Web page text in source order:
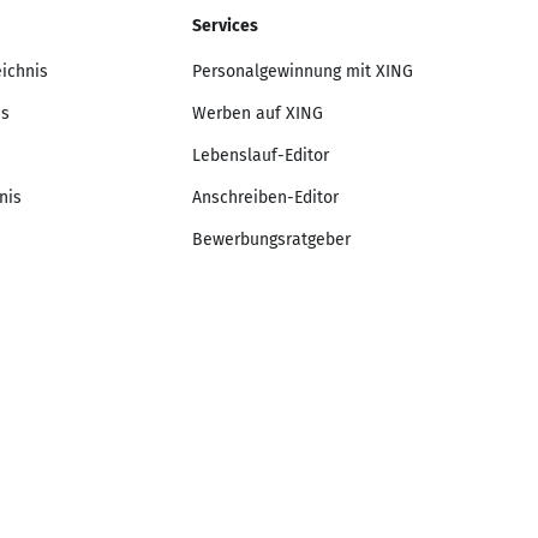
Services
Personalgewinnung mit XING
Werben auf XING
Lebenslauf-Editor
Anschreiben-Editor
Bewerbungsratgeber